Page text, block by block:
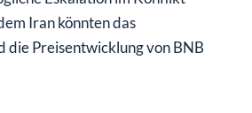
Iran könnten das
die Preisentwicklung von BNB